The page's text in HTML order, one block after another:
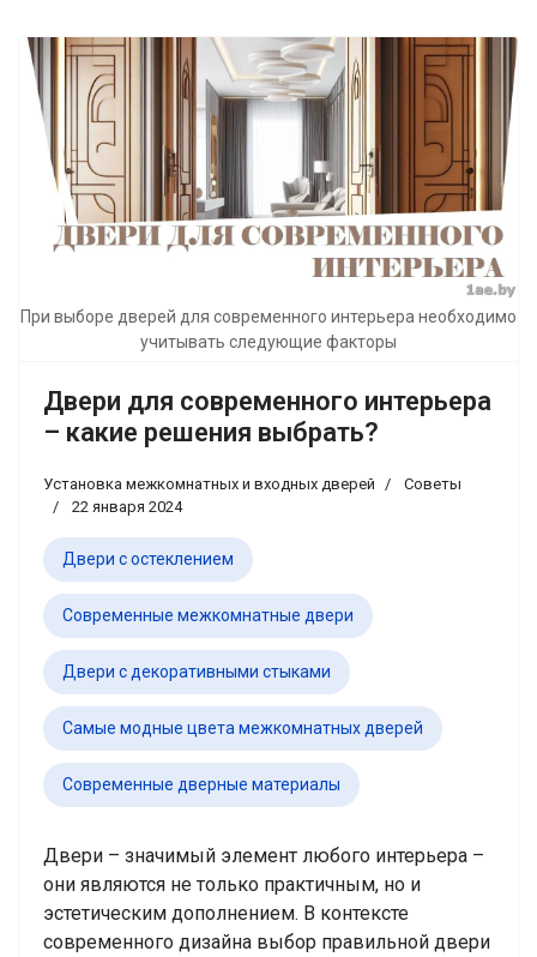
При выборе дверей для современного интерьера необходимо
учитывать следующие факторы
Двери для современного интерьера
– какие решения выбрать?
Установка межкомнатных и входных дверей
Советы
22 января 2024
Двери с остеклением
Современные межкомнатные двери
Двери с декоративными стыками
Самые модные цвета межкомнатных дверей
Современные дверные материалы
Двери – значимый элемент любого интерьера –
они являются не только практичным, но и
эстетическим дополнением. В контексте
современного дизайна выбор правильной двери